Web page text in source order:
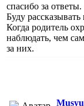
спасибо за ответы.
Буду
Когда родитель
наблюдать, чем
за них.